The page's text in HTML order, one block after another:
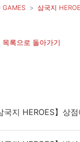
GAMES 삼국지
목록으로 돌아가기
국지 HEROES】상